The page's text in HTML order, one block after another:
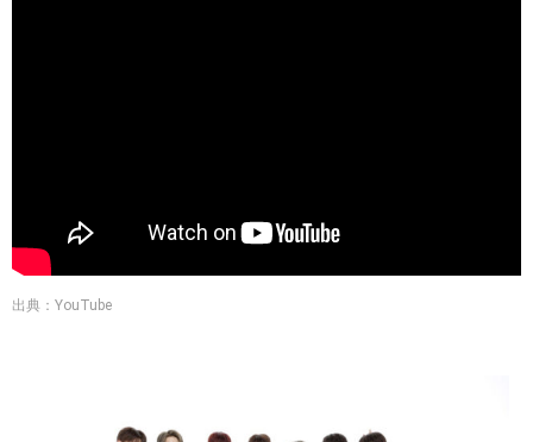
出典：YouTube